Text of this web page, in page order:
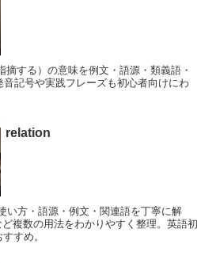
摘する）の意味を例文・語源・類義語・
記号や実践フレーズも初心者向けにわ
relation
い方・語源・例文・関連語を丁寧に解
複数の用法をわかりやすく整理。英語初
すめ。